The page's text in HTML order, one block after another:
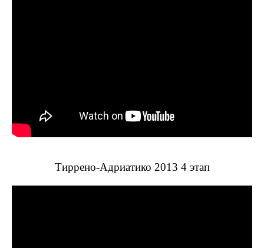
Тиррено-Адриатико 2013 4 этап